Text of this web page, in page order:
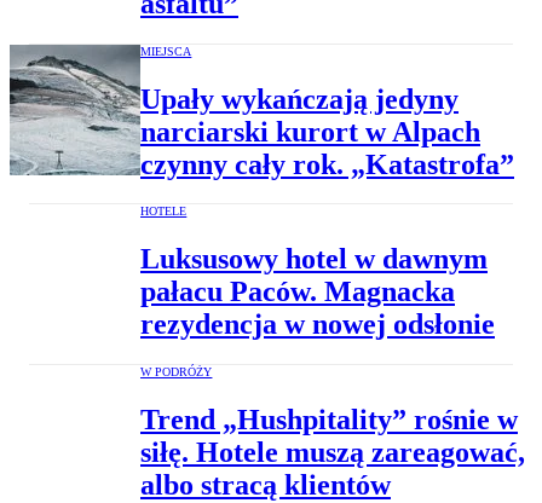
MIEJSCA
Upały wykańczają jedyny
narciarski kurort w Alpach
czynny cały rok. „Katastrofa”
HOTELE
Luksusowy hotel w dawnym
pałacu Paców. Magnacka
rezydencja w nowej odsłonie
W PODRÓŻY
Trend „Hushpitality” rośnie w
siłę. Hotele muszą zareagować,
albo stracą klientów